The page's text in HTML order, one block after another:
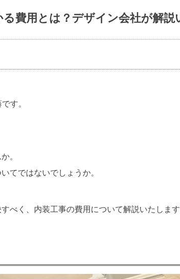
費用とは？デザイン会社が解説
す。
。
てではないでしょうか。
べく、内装工事の費用について解説いたしま